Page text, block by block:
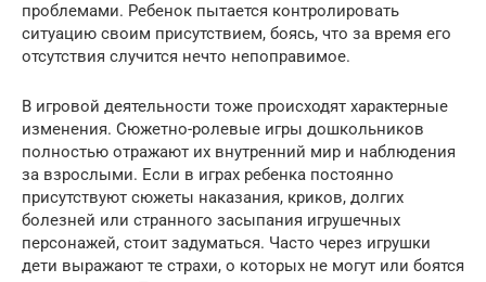
проблемами. Ребенок пытается контролировать
ситуацию своим присутствием, боясь, что за время его
отсутствия случится нечто непоправимое.
В игровой деятельности тоже происходят характерные
изменения. Сюжетно-ролевые игры дошкольников
полностью отражают их внутренний мир и наблюдения
за взрослыми. Если в играх ребенка постоянно
присутствуют сюжеты наказания, криков, долгих
болезней или странного засыпания игрушечных
персонажей, стоит задуматься. Часто через игрушки
дети выражают те страхи, о которых не могут или боятся